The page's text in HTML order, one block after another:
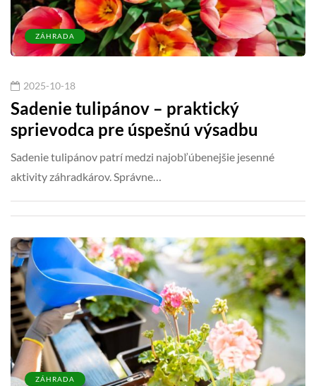
ZÁHRADA
2025-10-18
Sadenie tulipánov – praktický
sprievodca pre úspešnú výsadbu
Sadenie tulipánov patrí medzi najobľúbenejšie jesenné
aktivity záhradkárov. Správne…
ZÁHRADA